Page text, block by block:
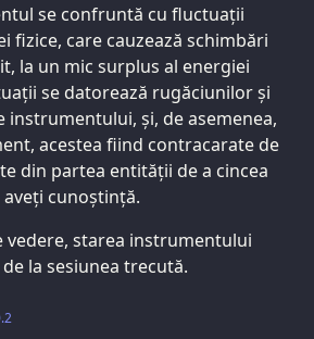
se confruntă cu fluctuații
fizice, care cauzează schimbări
la un mic surplus al energiei
se datorează rugăciunilor și
și, de asemenea,
acestea fiind contracarate de
din partea entității de a cincea
cunoștință.
vedere, starea instrumentului
la sesiunea trecută.